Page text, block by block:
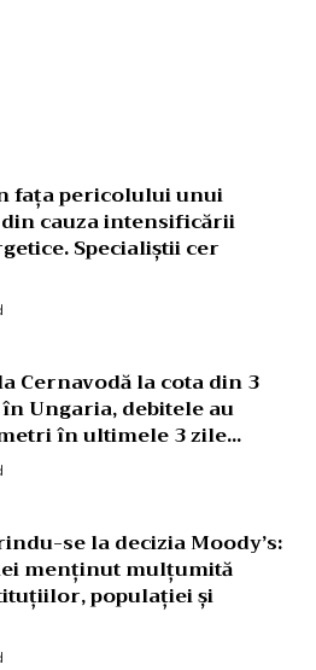
fața pericolului unui
cauza intensificării
Specialiștii cer
Cernavodă la cota din 3
Ungaria, debitele au
în ultimele 3 zile...
se la decizia Moody’s:
menținut mulțumită
populației și